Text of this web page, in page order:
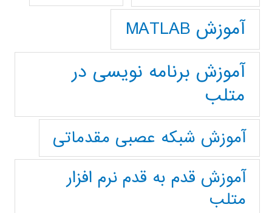
آموزش MATLAB
آموزش برنامه نویسی در
متلب
آموزش شبکه عصبی مقدماتی
آموزش قدم به قدم نرم افزار
متلب